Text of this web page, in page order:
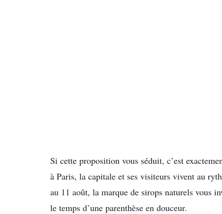
Si cette proposition vous séduit, c’est
à Paris, la capitale et ses visiteurs vivent au
au 11 août, la marque de sirops naturels vous
le temps d’une parenthèse en douceur.